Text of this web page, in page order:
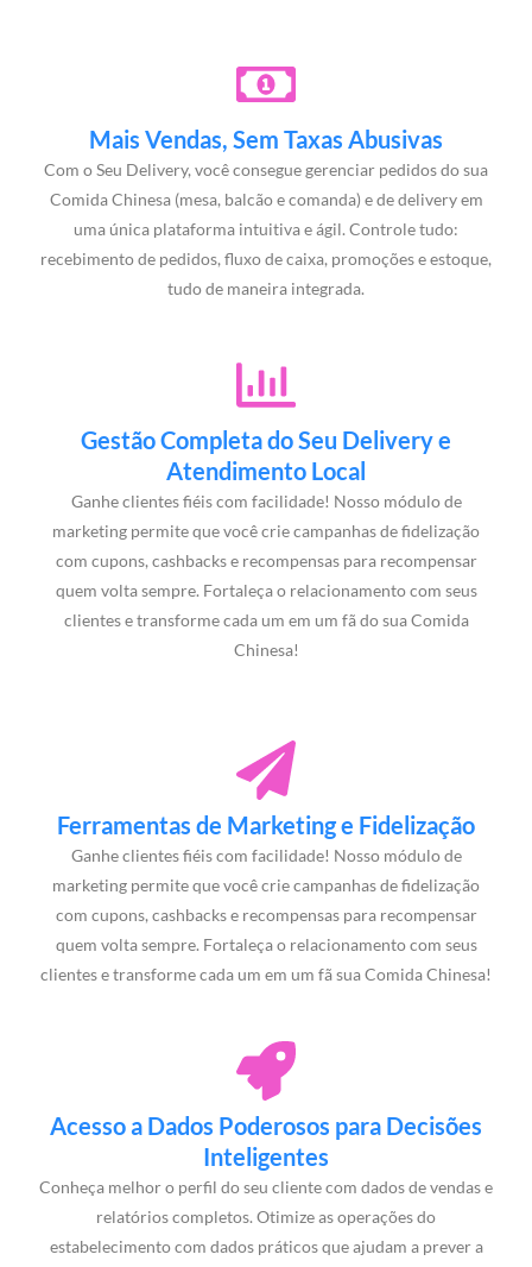
Mais Vendas, Sem Taxas Abusivas
Com o Seu Delivery, você consegue gerenciar pedidos do sua
Comida Chinesa (mesa, balcão e comanda) e de delivery em
uma única plataforma intuitiva e ágil. Controle tudo:
recebimento de pedidos, fluxo de caixa, promoções e estoque,
tudo de maneira integrada.
Gestão Completa do Seu Delivery e
Atendimento Local
Ganhe clientes fiéis com facilidade! Nosso módulo de
marketing permite que você crie campanhas de fidelização
com cupons, cashbacks e recompensas para recompensar
quem volta sempre. Fortaleça o relacionamento com seus
clientes e transforme cada um em um fã do sua Comida
Chinesa!
Ferramentas de Marketing e Fidelização
Ganhe clientes fiéis com facilidade! Nosso módulo de
marketing permite que você crie campanhas de fidelização
com cupons, cashbacks e recompensas para recompensar
quem volta sempre. Fortaleça o relacionamento com seus
clientes e transforme cada um em um fã sua Comida Chinesa!
Acesso a Dados Poderosos para Decisões
Inteligentes
Conheça melhor o perfil do seu cliente com dados de vendas e
relatórios completos. Otimize as operações do
estabelecimento com dados práticos que ajudam a prever a